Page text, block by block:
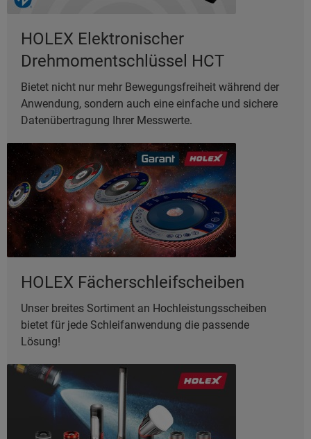
HOLEX Elektronischer
Drehmomentschlüssel HCT
Bietet nicht nur mehr Bewegungsfreiheit während der
Anwendung, sondern auch eine einfache und sichere
Datenübertragung Ihrer Messwerte.
HOLEX Fächerschleifscheiben
Unser breites Sortiment an Hochleistungsscheiben
bietet für jede Schleifanwendung die passende
Lösung!